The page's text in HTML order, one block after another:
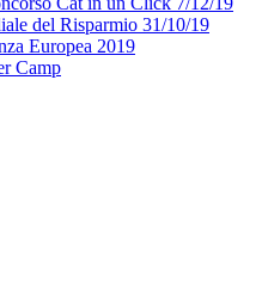
del Risparmio 31/10/19
Europea 2019
Camp